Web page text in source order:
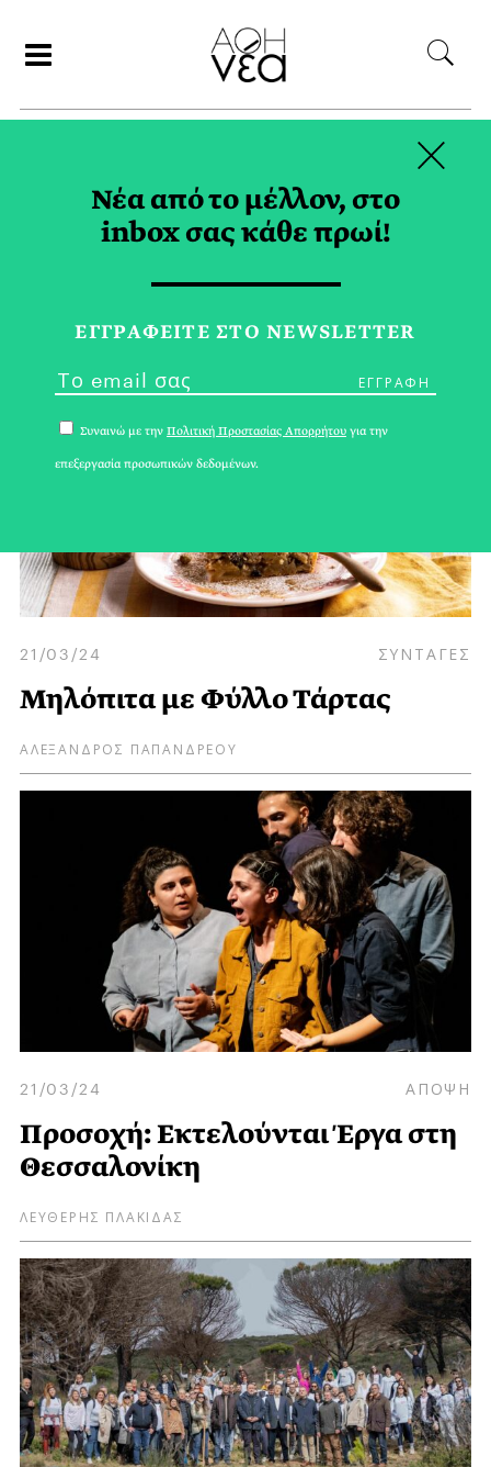
ΜΑΡΤΙΟΣ 2024
21/03/24 ΣΥΝΤΑΓΕΣ
Μηλόπιτα με Φύλλο Τάρτας
ΑΛΕΞΑΝΔΡΟΣ ΠΑΠΑΝΔΡΕΟΥ
21/03/24 ΑΠΟΨΗ
Προσοχή: Εκτελούνται Έργα στη
Θεσσαλονίκη
ΛΕΥΘΕΡΗΣ ΠΛΑΚΙΔΑΣ
Νέα από το μέλλον, στο
inbox σας κάθε πρωί!
ΕΓΓPΑΦΕΙΤΕ ΣΤΟ NEWSLETTER
Συναινώ με την Πολιτική Προστασίας Απορρήτου για την
επεξεργασία προσωπικών δεδομένων.
×